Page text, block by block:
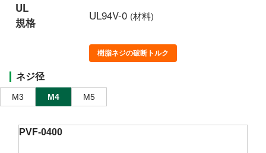
UL
規格
UL94V-0 (材料)
樹脂ネジの破断トルク
ネジ径
M3 M4 M5
PVF-0400